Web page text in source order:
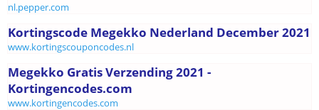
nl.pepper.com
Kortingscode Megekko Nederland December 2021
www.kortingscouponcodes.nl
Megekko Gratis Verzending 2021 -
Kortingencodes.com
www.kortingencodes.com